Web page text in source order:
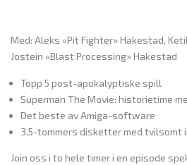
Med: Aleks «Pit Fighter» Hakestad,
Jostein «Blast Processing» Hakestad
Topp 5 post-apokalyptiske spill
Superman The Movie: historietime
Det beste av Amiga-software
3,5-tommers disketter med tvilsomt
Join oss i to hele timer i en episode